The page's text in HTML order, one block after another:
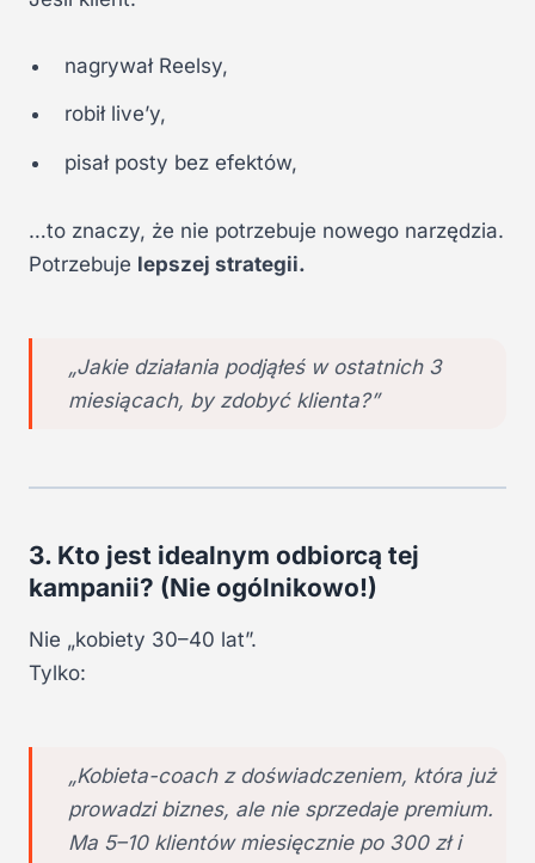
nagrywał Reelsy,
robił live’y,
pisał posty bez efektów,
…to znaczy, że nie potrzebuje nowego narzędzia.
Potrzebuje lepszej strategii.
„Jakie działania podjąłeś w ostatnich 3
miesiącach, by zdobyć klienta?”
3. Kto jest idealnym odbiorcą tej
kampanii? (Nie ogólnikowo!)
Nie „kobiety 30–40 lat”.
Tylko:
„Kobieta-coach z doświadczeniem, która już
prowadzi biznes, ale nie sprzedaje premium.
Ma 5–10 klientów miesięcznie po 300 zł i